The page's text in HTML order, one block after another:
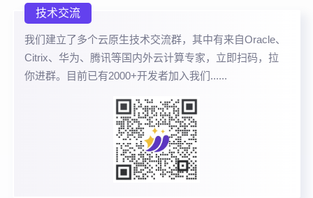
技术交流
我们建立了多个云原生技术交流群，其中有来自Oracle、
Citrix、华为、腾讯等国内外云计算专家，立即扫码，拉
你进群。目前已有2000+开发者加入我们......